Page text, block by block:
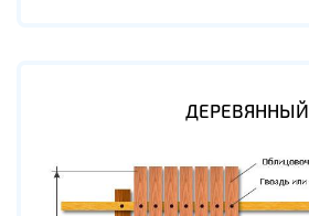
ДЕРЕВЯННЫЙ